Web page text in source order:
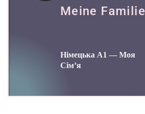
Meine Familie
Німецька А1 — Моя
Сім’я